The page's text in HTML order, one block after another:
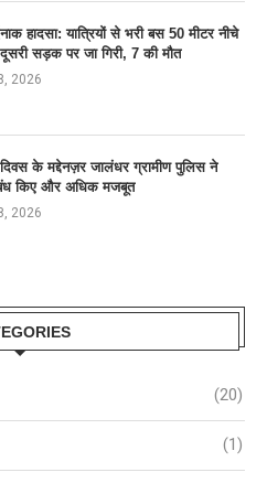
हादसा: यात्रियों से भरी बस 50 मीटर नीचे
सड़क पर जा गिरी, 7 की मौत
2026
के मद्देनज़र जालंधर ग्रामीण पुलिस ने
किए और अधिक मजबूत
2026
(20)
(1)